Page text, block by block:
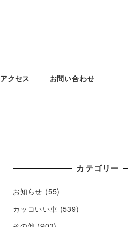
アクセス お問い合わせ
カテゴリー
お知らせ (55)
カッコいい車 (539)